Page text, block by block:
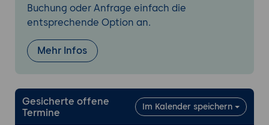
Zertifikatsverwaltung für ESXi Hosts und
vCenter Server
Performancemessung mit esxtop und
dem vCenter Server
Finden von Performance-Engpässen
Troubleshooting des ESXi Server und der
Buchung oder Anfrage einfach die
entsprechende Option an.
Mehr Infos
Gesicherte offene
Termine
Im Kalender speichern